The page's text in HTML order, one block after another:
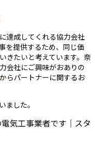
達成してくれる協力会社
を提供するため、同じ価
きたいと考えています。奈
会社にご興味がおありの
からパートナーに関するお
ました。
気工事業者です｜スタ